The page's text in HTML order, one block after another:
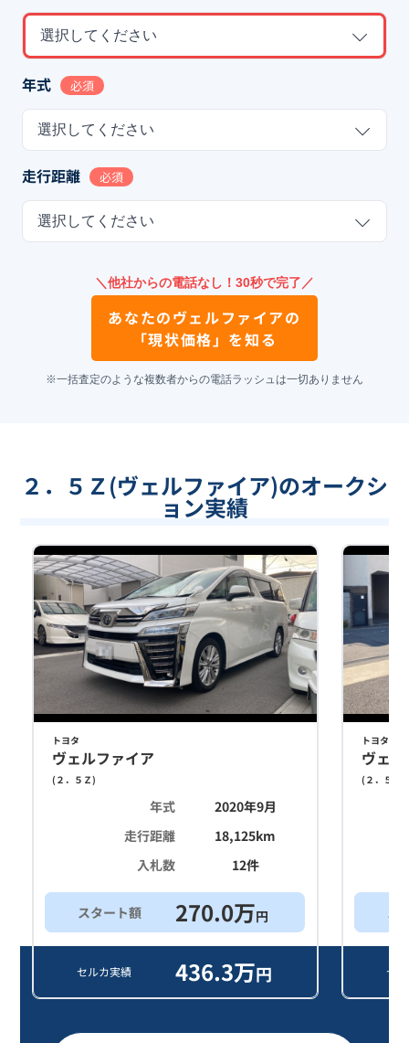
選択してください
年式 必須
選択してください
走行距離 必須
選択してください
＼他社からの電話なし！30秒で完了／
あなたのヴェルファイアの
「現状価格」を知る
※一括査定のような複数者からの電話ラッシュは一切ありません
２．５Ｚ(ヴェルファイア)のオークシ
ョン実績
トヨタ
ヴェルファイア
( ２．５Ｚ)
年式
2020年9月
走行距離
18,125km
入札数
12件
スタート額 270.0万円
セルカ実績 436.3万円
トヨタ
ヴェ
( ２．５Ｚ
ス
セ